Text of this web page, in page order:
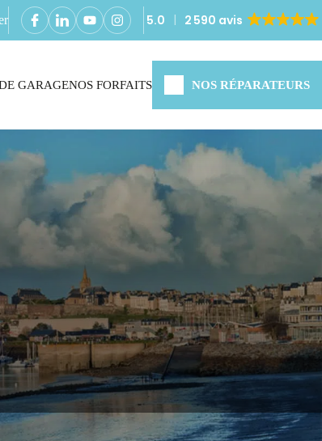
5.0 2 590 avis
GARAGENOS FORFAITS NOS RÉPARATEURS